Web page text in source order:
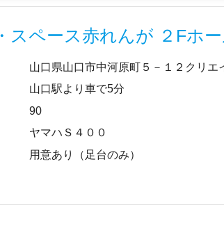
スペース赤れんが ２Fホ
山口県山口市中河原町５－１２クリ
山口駅より車で5分
90
ヤマハＳ４００
用意あり（足台のみ）